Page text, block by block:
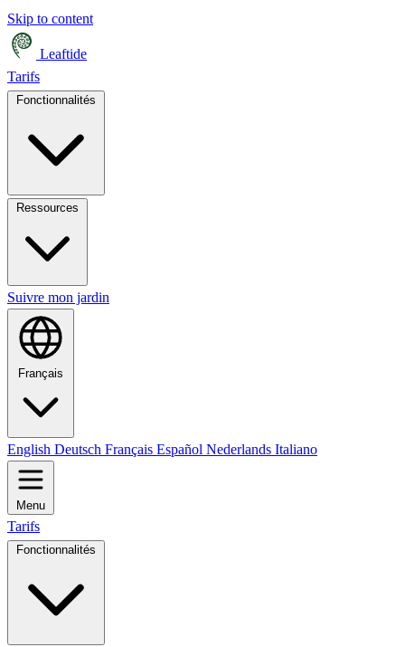
Skip to content
Leaftide
Tarifs
Suivre mon jardin
Français
English Deutsch Français Español Nederlands Italiano
Menu
Tarifs
Fonctionnalités